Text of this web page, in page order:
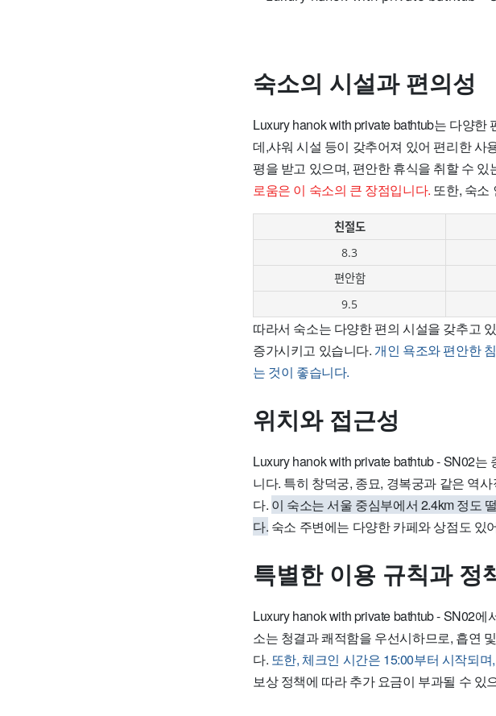
숙소의 시설과 편의성
Luxury hanok with private bathtub는 다양
데,샤워 시설 등이 갖추어져 있어 편리한 사
평을 받고 있으며, 편안한 휴식을 취할 수 있
로움은 이 숙소의 큰 장점입니다. 또한, 숙소
친절도
8.3
편안함
9.5
따라서 숙소는 다양한 편의 시설을 갖추고
증가시키고 있습니다. 개인 욕조와 편안한
는 것이 좋습니다.
위치와 접근성
Luxury hanok with private bathtub - SN02
니다. 특히 창덕궁, 종묘, 경복궁과 같은 역
다. 이 숙소는 서울 중심부에서 2.4km 정도
다. 숙소 주변에는 다양한 카페와 상점도 있
특별한 이용 규칙과 정
Luxury hanok with private bathtub - SN02
소는 청결과 쾌적함을 우선시하므로, 흡연
다. 또한, 체크인 시간은 15:00부터 시작되
보상 정책에 따라 추가 요금이 부과될 수 있